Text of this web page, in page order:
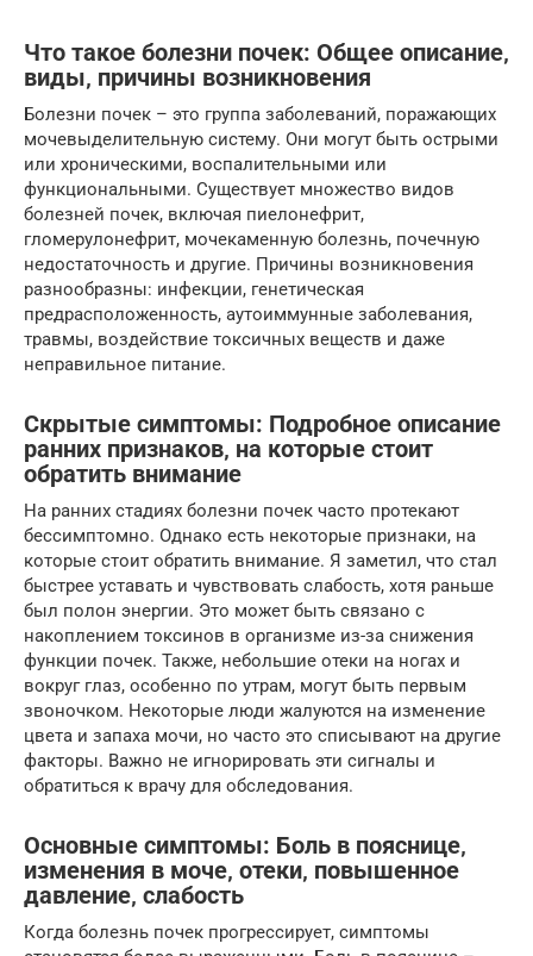
Что такое болезни почек: Общее описание‚
виды‚ причины возникновения
Болезни почек – это группа заболеваний, поражающих
мочевыделительную систему. Они могут быть острыми
или хроническими, воспалительными или
функциональными. Существует множество видов
болезней почек, включая пиелонефрит,
гломерулонефрит, мочекаменную болезнь, почечную
недостаточность и другие. Причины возникновения
разнообразны: инфекции, генетическая
предрасположенность, аутоиммунные заболевания,
травмы, воздействие токсичных веществ и даже
неправильное питание.
Скрытые симптомы: Подробное описание
ранних признаков‚ на которые стоит
обратить внимание
На ранних стадиях болезни почек часто протекают
бессимптомно. Однако есть некоторые признаки, на
которые стоит обратить внимание. Я заметил, что стал
быстрее уставать и чувствовать слабость, хотя раньше
был полон энергии. Это может быть связано с
накоплением токсинов в организме из-за снижения
функции почек. Также, небольшие отеки на ногах и
вокруг глаз, особенно по утрам, могут быть первым
звоночком. Некоторые люди жалуются на изменение
цвета и запаха мочи, но часто это списывают на другие
факторы. Важно не игнорировать эти сигналы и
обратиться к врачу для обследования.
Основные симптомы: Боль в пояснице‚
изменения в моче‚ отеки‚ повышенное
давление‚ слабость
Когда болезнь почек прогрессирует, симптомы